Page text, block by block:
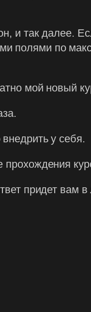
и так далее.
полями по
мой новый
у себя.
прохождения
придет вам